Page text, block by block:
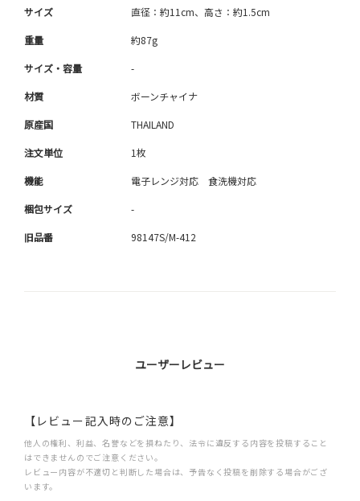
サイズ 直径：約11cm、高さ：約1.5cm
重量 約87g
サイズ・容量 -
材質 ボーンチャイナ
原産国 THAILAND
注文単位 1枚
機能 電子レンジ対応 食洗機対応
梱包サイズ -
旧品番 98147S/M-412
ユーザーレビュー
【レビュー記入時のご注意】
他人の権利、利益、名誉などを損ねたり、法令に違反する内容を投稿すること
はできませんのでご注意ください。
レビュー内容が不適切と判断した場合は、予告なく投稿を削除する場合がござ
います。